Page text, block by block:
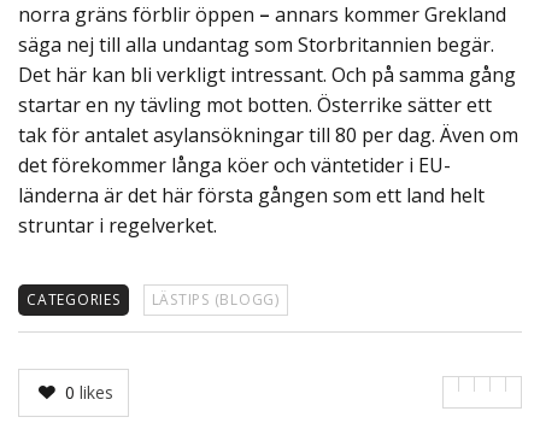
norra gräns förblir öppen – annars kommer Grekland
säga nej till alla undantag som Storbritannien begär.
Det här kan bli verkligt intressant. Och på samma gång
startar en ny tävling mot botten. Österrike sätter ett
tak för antalet asylansökningar till 80 per dag. Även om
det förekommer långa köer och väntetider i EU-
länderna är det här första gången som ett land helt
struntar i regelverket.
CATEGORIES LÄSTIPS (BLOGG)
0 likes